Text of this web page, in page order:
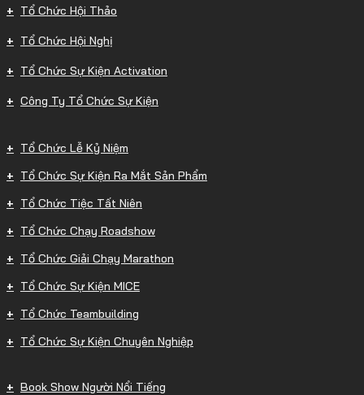
Tổ Chức Hội Thảo
Tổ Chức Hội Nghị
Tổ Chức Sự Kiện Activation
Công Ty Tổ Chức Sự Kiện
Tổ Chức Lễ Kỷ Niệm
Tổ Chức Sự Kiện Ra Mắt Sản Phẩm
Tổ Chức Tiệc Tất Niên
Tổ Chức Chạy Roadshow
Tổ Chức Giải Chạy Marathon
Tổ Chức Sự Kiện MICE
Tổ Chức Teambuilding
Tổ Chức Sự Kiện Chuyên Nghiệp
Book Show Người Nổi Tiếng